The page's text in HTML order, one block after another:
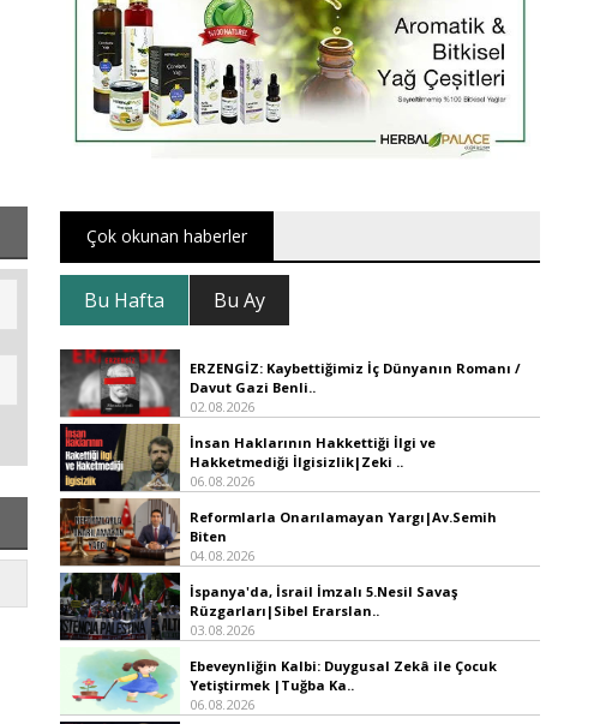
Çok okunan haberler
Bu Hafta Bu Ay
ERZENGİZ: Kaybettiğimiz İç Dünyanın Romanı /
Davut Gazi Benli..
02.08.2026
İnsan Haklarının Hakkettiği İlgi ve
Hakketmediği İlgisizlik|Zeki ..
06.08.2026
Reformlarla Onarılamayan Yargı|Av.Semih
Biten
04.08.2026
İspanya'da, İsrail İmzalı 5.Nesil Savaş
Rüzgarları|Sibel Erarslan..
03.08.2026
Ebeveynliğin Kalbi: Duygusal Zekâ ile Çocuk
Yetiştirmek |Tuğba Ka..
06.08.2026